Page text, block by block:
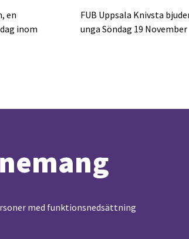
en
inom
FUB Uppsala Knivsta
unga Söndag 19 November
med funktionsnedsättning